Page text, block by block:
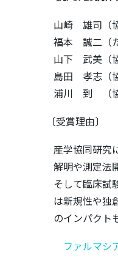
山崎 雄司（
福本 誠二（
山下 武美（
島田 孝志（
浦川 到 （協
〔受賞理由〕
産学協同研究
解明や測定法
そして臨床試
は新規性や独
のインパクト
ファルマシ